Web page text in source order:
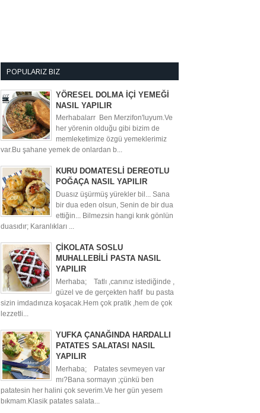
POPULARIZ BIZ
YÖRESEL DOLMA İÇİ YEMEĞİ
NASIL YAPILIR
Merhabalarr Ben Merzifon'luyum.Ve
her yörenin olduğu gibi bizim de
memleketimize özgü yemeklerimiz
var.Bu şahane yemek de onlardan b...
KURU DOMATESLİ DEREOTLU
POĞAÇA NASIL YAPILIR
Duasız üşürmüş yürekler bil... Sana
bir dua eden olsun, Senin de bir dua
ettiğin... Bilmezsin hangi kırık gönlün
duasıdır; Karanlıkları ...
ÇİKOLATA SOSLU
MUHALLEBİLİ PASTA NASIL
YAPILIR
Merhaba; Tatlı ,canınız istediğinde ,
güzel ve de gerçekten hafif bu pasta
sizin imdadınıza koşacak.Hem çok pratik ,hem de çok
lezzetli...
YUFKA ÇANAĞINDA HARDALLI
PATATES SALATASI NASIL
YAPILIR
Merhaba; Patates sevmeyen var
mı?Bana sormayın ;çünkü ben
patatesin her halini çok severim.Ve her gün yesem
bıkmam.Klasik patates salata...